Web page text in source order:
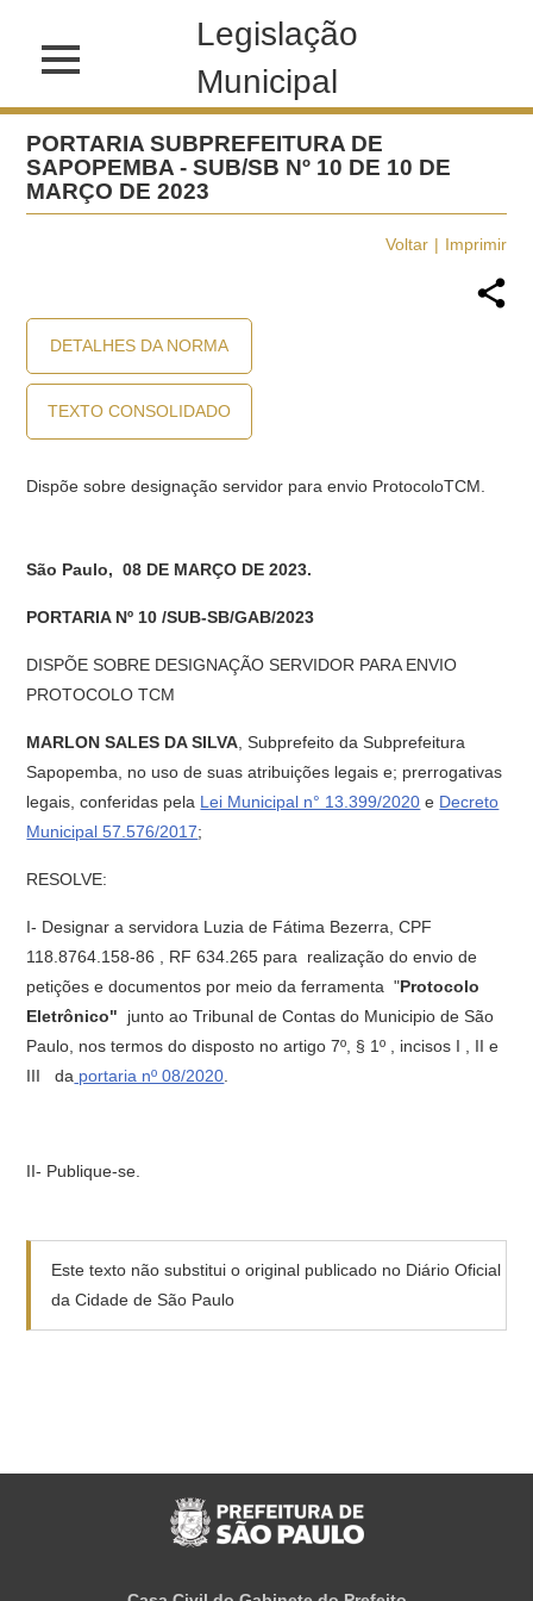
Legislação
Municipal
PORTARIA SUBPREFEITURA DE
SAPOPEMBA - SUB/SB Nº 10 DE 10 DE
MARÇO DE 2023
Voltar Imprimir
DETALHES DA NORMA
TEXTO CONSOLIDADO
Dispõe sobre designação servidor para envio ProtocoloTCM.
São Paulo, 08 DE MARÇO DE 2023.
PORTARIA Nº 10 /SUB-SB/GAB/2023
DISPÕE SOBRE DESIGNAÇÃO SERVIDOR PARA ENVIO
PROTOCOLO TCM
MARLON SALES DA SILVA , Subprefeito da Subprefeitura
Sapopemba, no uso de suas atribuições legais e; prerrogativas
legais, conferidas pela Lei Municipal n° 13.399/2020 e Decreto
Municipal 57.576/2017;
RESOLVE:
I- Designar a servidora Luzia de Fátima Bezerra, CPF
118.8764.158-86 , RF 634.265 para realização do envio de
petições e documentos por meio da ferramenta "Protocolo
Eletrônico"
junto ao Tribunal de Contas do Municipio de São
Paulo, nos termos do disposto no artigo 7º, § 1º , incisos I , II e
III da portaria nº 08/2020
II- Publique-se.
Este texto não substitui o original publicado no Diário Oficial
da Cidade de São Paulo